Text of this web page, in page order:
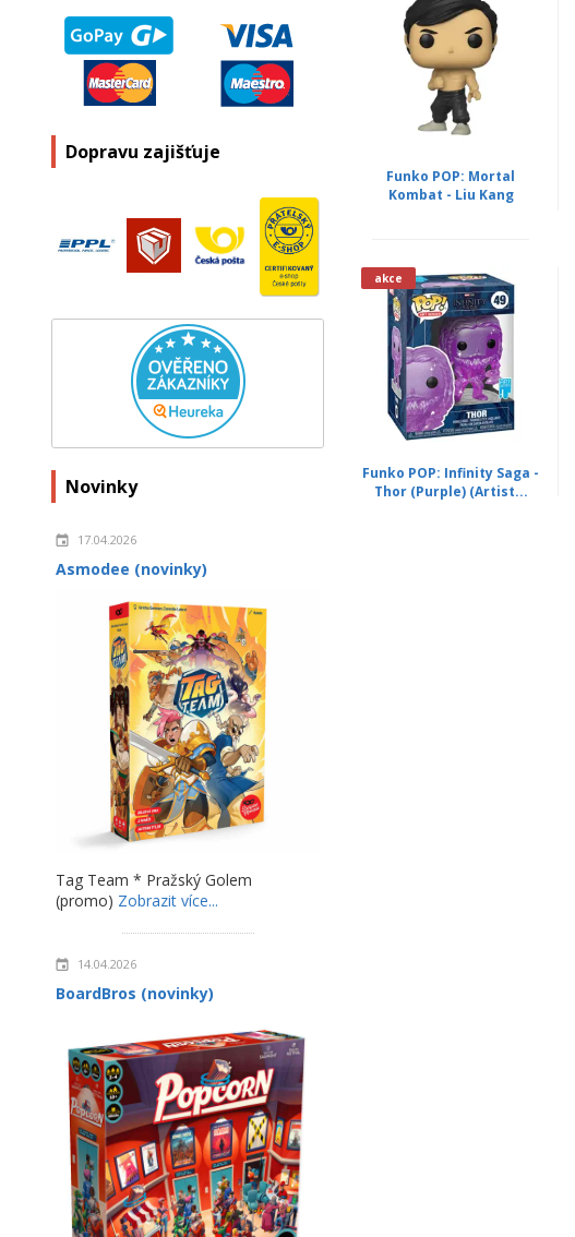
Dopravu zajišťuje
Novinky
17.04.2026
Asmodee (novinky)
Tag Team * Pražský Golem
(promo) Zobrazit více...
14.04.2026
BoardBros (novinky)
Funko POP: Mortal
Kombat - Liu Kang
akce
Funko POP: Infinity Saga -
Thor (Purple) (Artist...